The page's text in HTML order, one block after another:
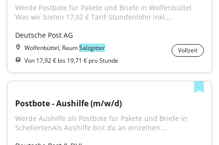
Werde Postbote für Pakete und Briefe in Wolfenbüttel
Was wir bieten 17,92 € Tarif-Stundenlohn inkl....
Deutsche Post AG
Wolfenbüttel, RaumSalzgitter
Vollzeit
Von 17,92 € bis 19,71 € pro Stunde
Postbote - Aushilfe (m/w/d)
Werde Aushilfe als Postbote für Pakete und Briefe in
SchellertenAls Aushilfe bist du an einzelnen...